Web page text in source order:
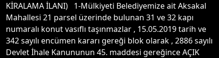
KİRALAMA İLANI) 1-Mülkiyeti Belediyemize ait Aksakal
Mahallesi 21 parsel üzerinde bulunan 31 ve 32 kapı
numaralı konut vasıflı taşınmazlar , 15.05.2019 tarih ve
342 sayılı encümen kararı gereği blok olarak , 2886 sayılı
Devlet İhale Kanununun 45. maddesi gereğince AÇIK